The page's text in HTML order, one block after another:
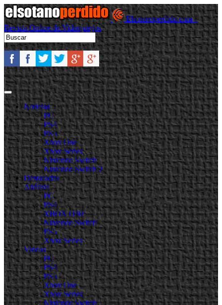
Elsotanoperdido.com -
Revista Online de Videojuegos
Noticias
PC
PS4
PS5
Xbox One
Xbox Series
Nintendo Switch
Nintendo Switch 2
Destacadas
Análisis
PC
PS4
XBOX ONE
Nintendo Switch
PS5
Xbox Series
Videos
PC
PS4
PS5
Xbox One
Xbox Series
Nintendo Switch